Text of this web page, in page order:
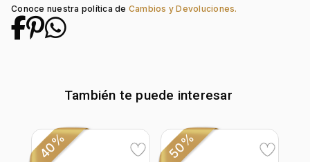
Conoce nuestra política de Cambios y Devoluciones.
También te puede interesar
40% 50%